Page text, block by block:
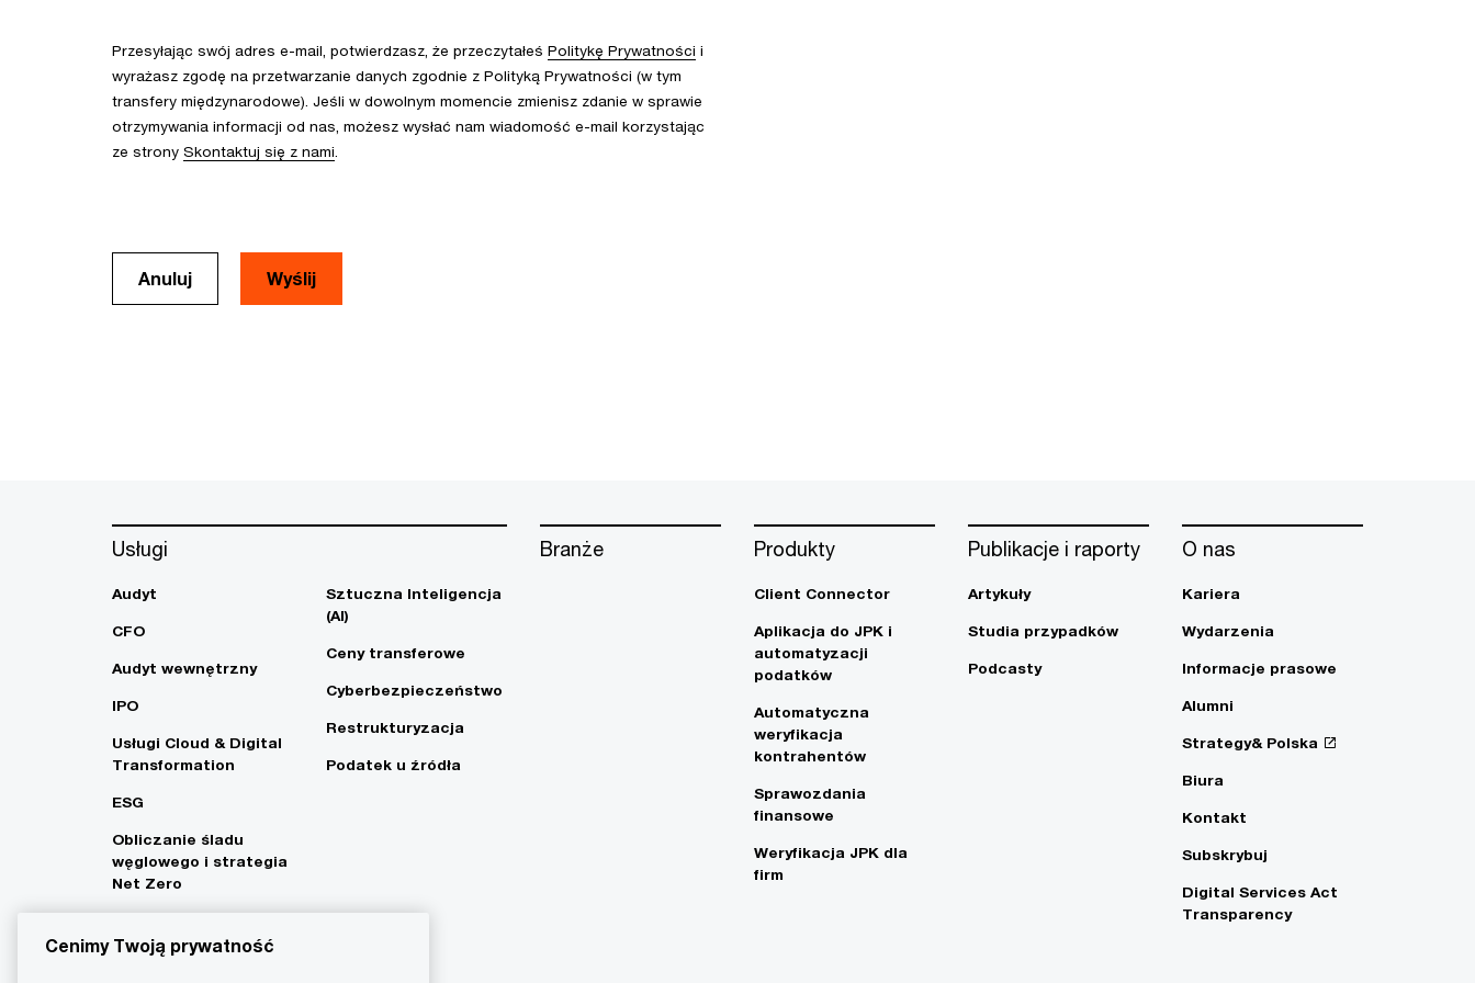
Przesyłając swój adres e-mail, potwierdzasz, że przeczytałeś Politykę Prywatności i
wyrażasz zgodę na przetwarzanie danych zgodnie z Polityką Prywatności (w tym
transfery międzynarodowe). Jeśli w dowolnym momencie zmienisz zdanie w sprawie
otrzymywania informacji od nas, możesz wysłać nam wiadomość e-mail korzystając
ze strony Skontaktuj się z nami
Anuluj
Usługi
Audyt
CFO
Audyt wewnętrzny
IPO
Usługi Cloud & Digital
Transformation
ESG
Obliczanie śladu
węglowego i strategia
Net Zero
Sztuczna Inteligencja
(AI)
Ceny transferowe
Cyberbezpieczeństwo
Restrukturyzacja
Podatek u źródła
Branże Produkty
Client Connector
Aplikacja do JPK i
automatyzacji
podatków
Automatyczna
weryfikacja
kontrahentów
Sprawozdania
finansowe
Weryfikacja JPK dla
firm
Publikacje i raporty
Artykuły
Studia przypadków
Podcasty
O nas
Kariera
Wydarzenia
Informacje prasowe
Alumni
Strategy& Polska
Biura
Kontakt
Subskrybuj
Digital Services Act
Transparency
Cenimy Twoją prywatność